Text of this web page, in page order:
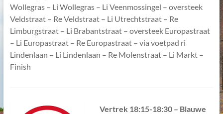
Wollegras – Li Wollegras – Li Veenmossingel – oversteek
Veldstraat – Re Veldstraat – Li Utrechtstraat – Re
Limburgstraat – Li Brabantstraat – oversteek Europastraat
– Li Europastraat – Re Europastraat – via voetpad ri
Lindenlaan – Li Lindenlaan – Re Molenstraat – Li Markt –
Finish
Vertrek 18:15-18:30 – Blauwe